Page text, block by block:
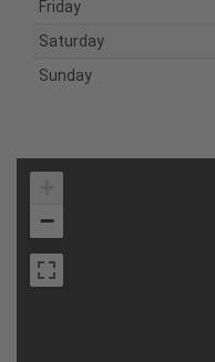
Friday
Saturday
Sunday
−